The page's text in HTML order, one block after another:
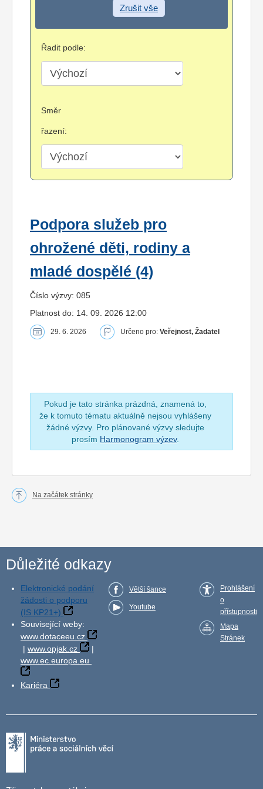
Zrušit vše
Řadit podle:
Směr
řazení:
Podpora služeb pro
ohrožené děti, rodiny a
mladé dospělé (4)
Číslo výzvy: 085
Platnost do: 14. 09. 2026 12:00
29. 6. 2026 Určeno pro: Veřejnost, Žadatel
Pokud je tato stránka prázdná, znamená to,
že k tomuto tématu aktuálně nejsou vyhlášeny
žádné výzvy. Pro plánované výzvy sledujte
prosím Harmonogram výzev.
Na začátek stránky
Důležité odkazy
Elektronické podání
žádosti o podporu
(IS KP21+)
Související weby:
www.dotaceeu.cz
| www.opjak.cz
|
www.ec.europa.eu
Kariéra
Větší šance
Youtube
Prohlášení
o
přístupnosti
Mapa
Stránek